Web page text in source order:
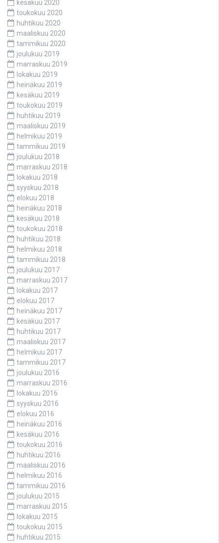
kesäkuu 2020
toukokuu 2020
huhtikuu 2020
maaliskuu 2020
tammikuu 2020
joulukuu 2019
marraskuu 2019
lokakuu 2019
heinäkuu 2019
kesäkuu 2019
toukokuu 2019
huhtikuu 2019
maaliskuu 2019
helmikuu 2019
tammikuu 2019
joulukuu 2018
marraskuu 2018
lokakuu 2018
syyskuu 2018
elokuu 2018
heinäkuu 2018
kesäkuu 2018
toukokuu 2018
huhtikuu 2018
helmikuu 2018
tammikuu 2018
joulukuu 2017
marraskuu 2017
lokakuu 2017
elokuu 2017
heinäkuu 2017
kesäkuu 2017
huhtikuu 2017
maaliskuu 2017
helmikuu 2017
tammikuu 2017
joulukuu 2016
marraskuu 2016
lokakuu 2016
syyskuu 2016
elokuu 2016
heinäkuu 2016
kesäkuu 2016
toukokuu 2016
huhtikuu 2016
maaliskuu 2016
helmikuu 2016
tammikuu 2016
joulukuu 2015
marraskuu 2015
lokakuu 2015
toukokuu 2015
huhtikuu 2015